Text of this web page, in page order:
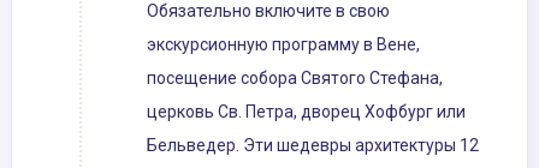
Обязательно включите в свою
экскурсионную программу в Вене,
посещение собора Святого Стефана,
церковь Св. Петра, дворец Хофбург или
Бельведер. Эти шедевры архитектуры 12